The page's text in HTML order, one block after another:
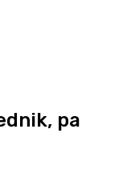
pa